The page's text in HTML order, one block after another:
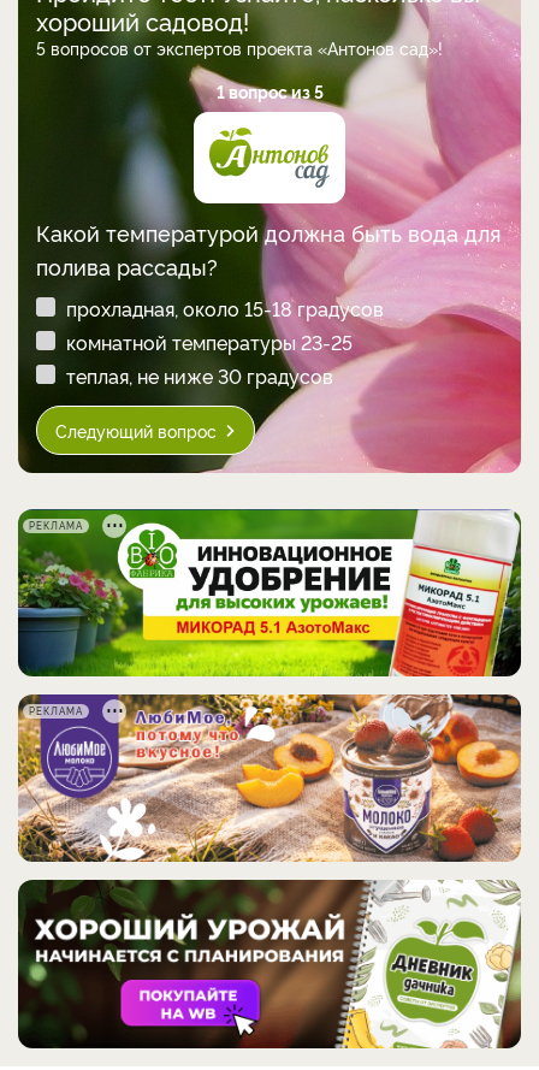
хороший садовод!
5 вопросов от экспертов проекта «Антонов сад»!
1 вопрос из 5
Какой температурой должна быть вода для
полива рассады?
прохладная, около 15-18 градусов
комнатной температуры 23-25
теплая, не ниже 30 градусов
Следующий вопрос
РЕКЛАМА
РЕКЛАМА